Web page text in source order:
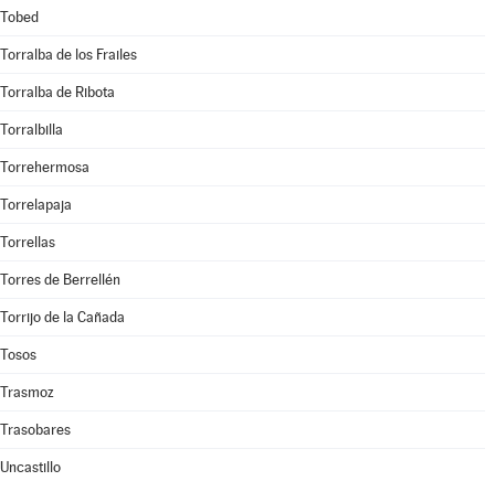
Tobed
Torralba de los Frailes
Torralba de Ribota
Torralbilla
Torrehermosa
Torrelapaja
Torrellas
Torres de Berrellén
Torrijo de la Cañada
Tosos
Trasmoz
Trasobares
Uncastillo